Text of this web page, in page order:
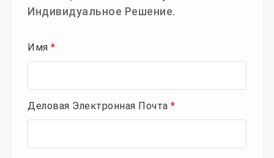
Индивидуальное Решение.
Имя *
Деловая Электронная Почта *